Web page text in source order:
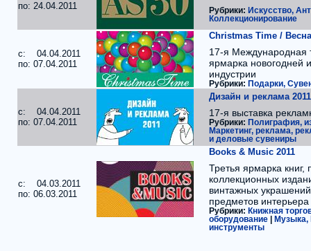
по: 24.04.2011
Рубрики: Искусство,
Коллекционирование
c: 04.04.2011
по: 07.04.2011
Christmas Time /
17-я Международная
ярмарка новогодней
индустрии
Рубрики: Подарки,
c: 04.04.2011
по: 07.04.2011
Дизайн и реклама 2011
17-я выставка
Рубрики: Полиграфия,
Маркетинг, реклама,
и деловые сувениры
c: 04.03.2011
по: 06.03.2011
Books & Music 2011
Третья ярмарка книг,
коллекционных
винтажных
предметов интерьера
Рубрики: Книжная
оборудование|
инструменты